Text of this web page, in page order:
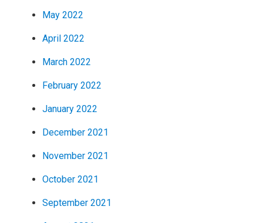
May 2022
April 2022
March 2022
February 2022
January 2022
December 2021
November 2021
October 2021
September 2021